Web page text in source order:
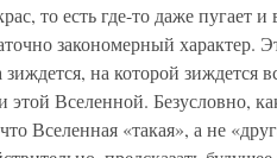
то есть где-то даже пугает
закономерный характер.
на которой зиждется
Вселенной. Безусловно,
Вселенная «такая», а не